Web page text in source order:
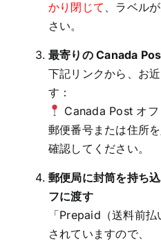
かり閉じて
、ラベル
さい。
最寄りの Canada
下記リンクから、お
す：
Canada Post オフ
郵便番号または住所
確認してください。
郵便局に封筒を持ち
フに渡す
「Prepaid（送料前
されていますので、